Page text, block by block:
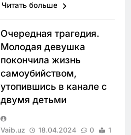
Читать больше
Очередная трагедия.
Молодая девушка
покончила жизнь
самоубийством,
утопившись в канале с
двумя детьми
Vaib.uz 18.04.2024 0
1